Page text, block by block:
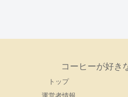
コーヒーが好き
トップ